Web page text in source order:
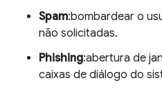
Spam:bombardear o
não solicitadas.
Phishing:abertura de
caixas de diálogo do